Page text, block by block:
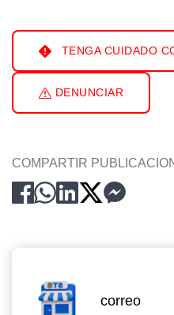
TENGA CUIDADO
DENUNCIAR
COMPARTIR
correo